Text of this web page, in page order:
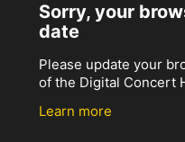
Sorry, your
date
Please update your
of the Digital Concert
Learn more